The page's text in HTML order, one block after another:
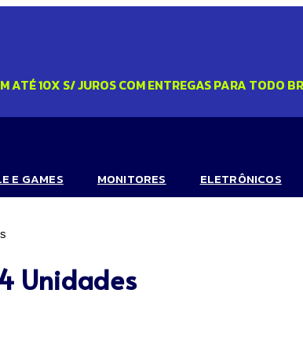
ATÉ 10X S/ JUROS COM ENTREGAS PARA TODO
E GAMES MONITORES ELETRÔNICOS
Unidades